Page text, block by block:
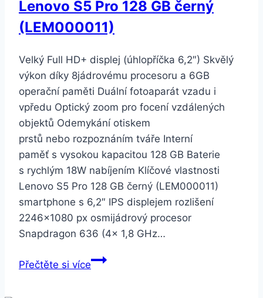
Lenovo S5 Pro 128 GB černý
(LEM000011)
Velký Full HD+ displej (úhlopříčka 6,2″) Skvělý
výkon díky 8jádrovému procesoru a 6GB
operační paměti Duální fotoaparát vzadu i
vpředu Optický zoom pro focení vzdálených
objektů Odemykání otiskem
prstů nebo rozpoznáním tváře Interní
paměť s vysokou kapacitou 128 GB Baterie
s rychlým 18W nabíjením Klíčové vlastnosti
Lenovo S5 Pro 128 GB černý (LEM000011)
smartphone s 6,2″ IPS displejem rozlišení
2246×1080 px osmijádrový procesor
Snapdragon 636 (4× 1,8 GHz…
Přečtěte si víceLenovo